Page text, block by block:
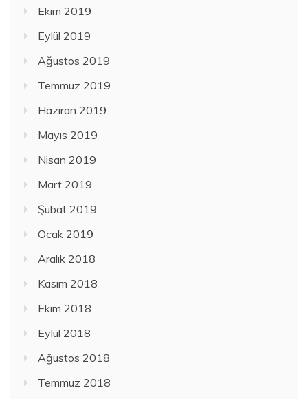
Ekim 2019
Eylül 2019
Ağustos 2019
Temmuz 2019
Haziran 2019
Mayıs 2019
Nisan 2019
Mart 2019
Şubat 2019
Ocak 2019
Aralık 2018
Kasım 2018
Ekim 2018
Eylül 2018
Ağustos 2018
Temmuz 2018